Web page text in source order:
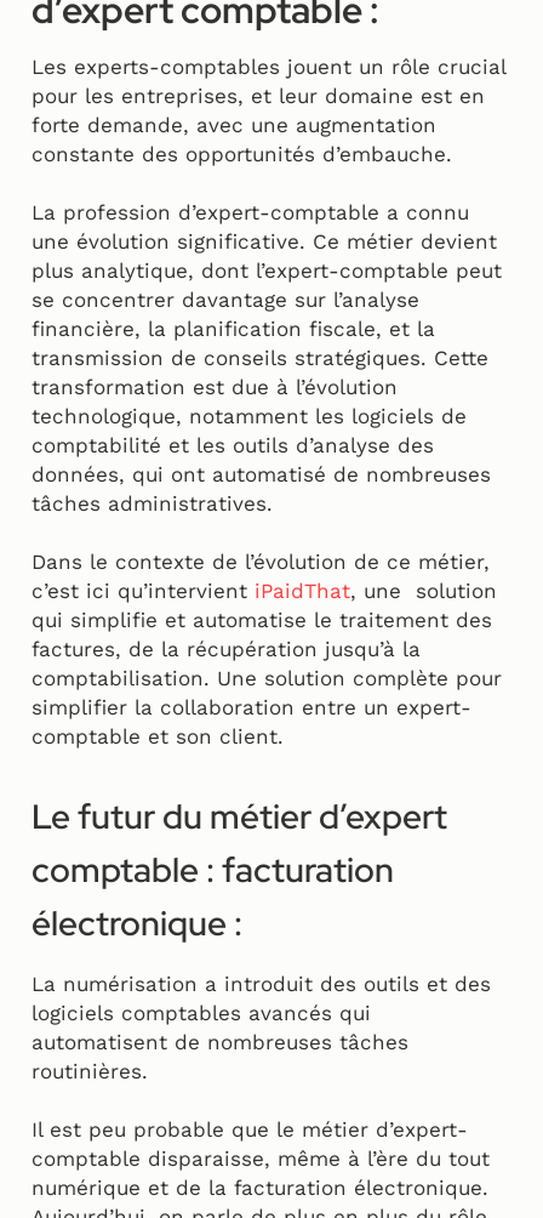
d’expert comptable :
Les experts-comptables jouent un rôle crucial
pour les entreprises, et leur domaine est en
forte demande, avec une augmentation
constante des opportunités d’embauche.
La profession d’expert-comptable a connu
une évolution significative. Ce métier devient
plus analytique, dont l’expert-comptable peut
se concentrer davantage sur l’analyse
financière, la planification fiscale, et la
transmission de conseils stratégiques. Cette
transformation est due à l’évolution
technologique, notamment les logiciels de
comptabilité et les outils d’analyse des
données, qui ont automatisé de nombreuses
tâches administratives.
Dans le contexte de l’évolution de ce métier,
c’est ici qu’intervient iPaidThat, une solution
qui simplifie et automatise le traitement des
factures, de la récupération jusqu’à la
comptabilisation. Une solution complète pour
simplifier la collaboration entre un expert-
comptable et son client.
Le futur du métier d’expert
comptable : facturation
électronique :
La numérisation a introduit des outils et des
logiciels comptables avancés qui
automatisent de nombreuses tâches
routinières.
Il est peu probable que le métier d’expert-
comptable disparaisse, même à l’ère du tout
numérique et de la facturation électronique.